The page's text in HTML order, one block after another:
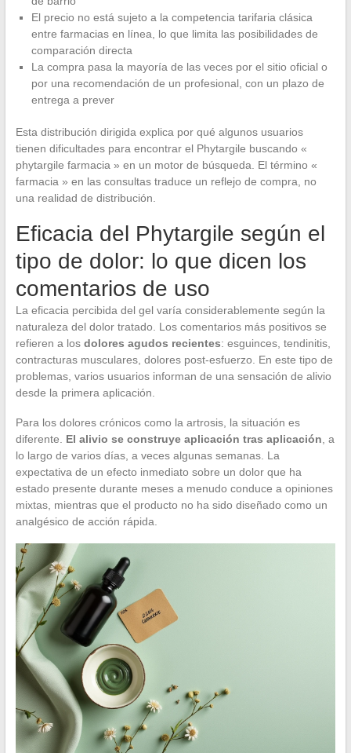
El precio no está sujeto a la competencia tarifaria clásica
entre farmacias en línea, lo que limita las posibilidades de
comparación directa
La compra pasa la mayoría de las veces por el sitio oficial o
por una recomendación de un profesional, con un plazo de
entrega a prever
Esta distribución dirigida explica por qué algunos usuarios
tienen dificultades para encontrar el Phytargile buscando «
phytargile farmacia » en un motor de búsqueda. El término «
farmacia » en las consultas traduce un reflejo de compra, no
una realidad de distribución.
Eficacia del Phytargile según el
tipo de dolor: lo que dicen los
comentarios de uso
La eficacia percibida del gel varía considerablemente según la
naturaleza del dolor tratado. Los comentarios más positivos se
refieren a los dolores agudos recientes: esguinces, tendinitis,
contracturas musculares, dolores post-esfuerzo. En este tipo de
problemas, varios usuarios informan de una sensación de alivio
desde la primera aplicación.
Para los dolores crónicos como la artrosis, la situación es
diferente. El alivio se construye aplicación tras aplicación , a
lo largo de varios días, a veces algunas semanas. La
expectativa de un efecto inmediato sobre un dolor que ha
estado presente durante meses a menudo conduce a opiniones
mixtas, mientras que el producto no ha sido diseñado como un
analgésico de acción rápida.